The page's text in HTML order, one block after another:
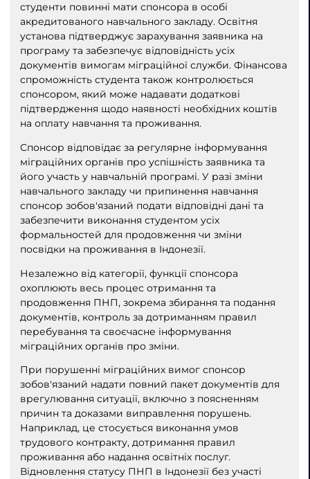
студенти повинні мати спонсора в особі
акредитованого навчального закладу. Освітня
установа підтверджує зарахування заявника на
програму та забезпечує відповідність усіх
документів вимогам міграційної служби. Фінансова
спроможність студента також контролюється
спонсором, який може надавати додаткові
підтвердження щодо наявності необхідних коштів
на оплату навчання та проживання.
Спонсор відповідає за регулярне інформування
міграційних органів про успішність заявника та
його участь у навчальній програмі. У разі зміни
навчального закладу чи припинення навчання
спонсор зобов'язаний подати відповідні дані та
забезпечити виконання студентом усіх
формальностей для продовження чи зміни
посвідки на проживання в Індонезії.
Незалежно від категорії, функції спонсора
охоплюють весь процес отримання та
продовження ПНП, зокрема збирання та подання
документів, контроль за дотриманням правил
перебування та своєчасне інформування
міграційних органів про зміни.
При порушенні міграційних вимог спонсор
зобов'язаний надати повний пакет документів для
врегулювання ситуації, включно з поясненням
причин та доказами виправлення порушень.
Наприклад, це стосується виконання умов
трудового контракту, дотримання правил
проживання або надання освітніх послуг.
Відновлення статусу ПНП в Індонезії без участі